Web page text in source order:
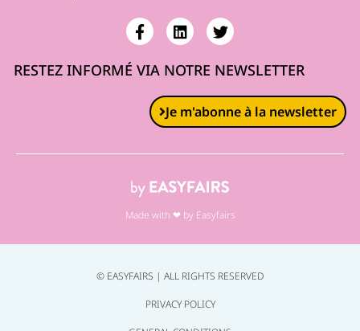
RESTEZ INFORMÉ VIA NOTRE NEWSLETTER
Je m'abonne à la newsletter
Made with ❤ by Easyfairs
© EASYFAIRS | ALL RIGHTS RESERVED
PRIVACY POLICY